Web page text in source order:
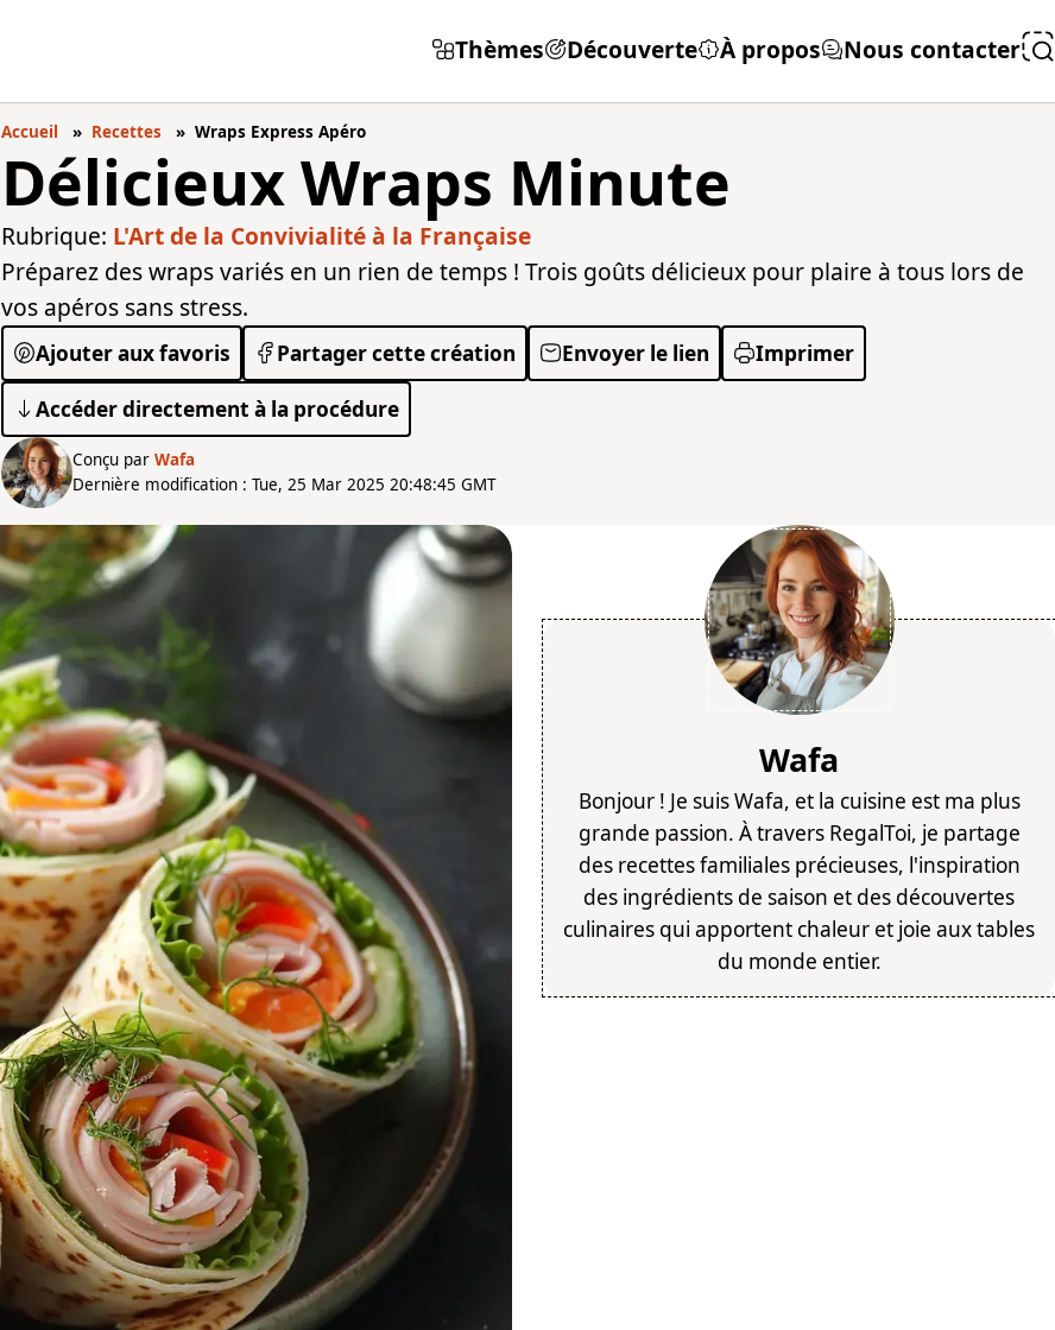
Thèmes Découverte À propos Nous contacter
Accueil Recettes Wraps Express Apéro
Délicieux Wraps Minute
Rubrique: L'Art de la Convivialité à la Française
Préparez des wraps variés en un rien de temps ! Trois goûts délicieux pour plaire à tous lors de
vos apéros sans stress.
Ajouter aux favoris Partager cette création Envoyer le lien Imprimer
Accéder directement à la procédure
Conçu par Wafa
Dernière modification : Tue, 25 Mar 2025 20:48:45 GMT
Wafa
Bonjour ! Je suis Wafa, et la cuisine est ma plus
grande passion. À travers RegalToi, je partage
des recettes familiales précieuses, l'inspiration
des ingrédients de saison et des découvertes
culinaires qui apportent chaleur et joie aux tables
du monde entier.